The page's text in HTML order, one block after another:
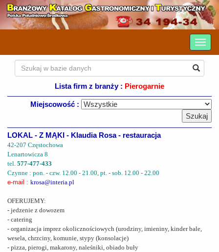
Lista firm z branży : Pierogarnie
Miejscowość :
LOKAL - Z MĄKI - Klaudia Rosa - restauracja
42-207 Częstochowa
Lenartowicza 8
tel. 577-477-433
Czynne : pon. - czw. 12.00 - 21.00, pt. - sob. 12.00 - 22.00
e-mail : krosa@interia.pl
OFERUJEMY:
- jedzenie z dowozem
- catering
- organizacja imprez okolicznościowych (urodziny, imieniny, kinder bale,
wesela, chrzciny, komunie, stypy (konsolacje)
- pizza, pierogi, makarony, naleśniki, obiado buły